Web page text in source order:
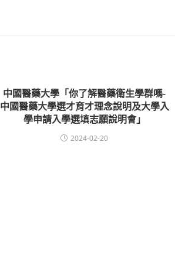
中國醫藥大學「你了解醫藥衛生學群嗎-
中國醫藥大學選才育才理念說明及大學入
學申請入學選填志願說明會」
2024-02-20